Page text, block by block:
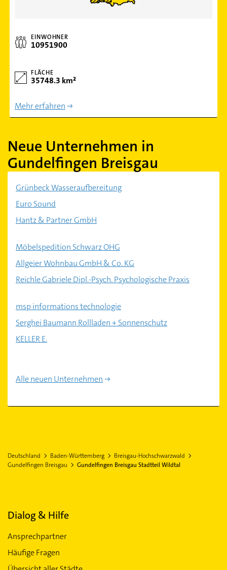
EINWOHNER
10951900
FLÄCHE
35748.3 km²
Mehr erfahren
Neue Unternehmen in
Gundelfingen Breisgau
Grünbeck Wasseraufbereitung
Euro Sound
Hantz & Partner GmbH
Möbelspedition Schwarz OHG
Allgeier Wohnbau GmbH & Co. KG
Reichle Gabriele Dipl.-Psych. Psychologische Praxis
msp informations technologie
Serghei Baumann Rollladen + Sonnenschutz
KELLER E.
Alle neuen Unternehmen
Deutschland Baden-Württemberg
Breisgau-Hochschwarzwald
Gundelfingen Breisgau
Gundelfingen Breisgau Stadtteil Wildtal
Dialog & Hilfe
Ansprechpartner
Häufige Fragen